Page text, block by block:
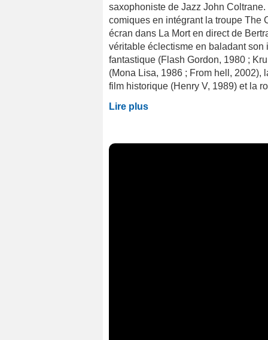
saxophoniste de Jazz John
comiques en intégrant la troupe The
écran dans La Mort en direct de
véritable éclectisme en baladant
fantastique (Flash Gordon, 1980 ;
(Mona Lisa, 1986 ; From hell,
film historique (Henry V, 1989) et la
Lire plus